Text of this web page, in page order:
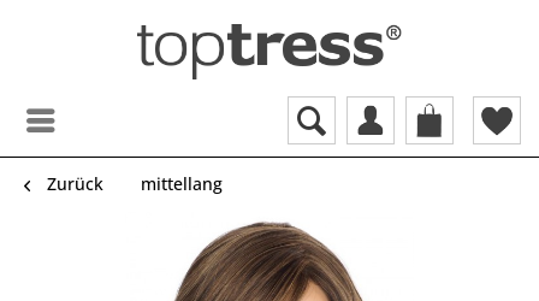
Zurück mittellang